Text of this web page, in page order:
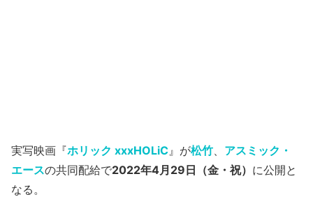
実写映画『ホリック xxxHOLiC』が松竹、 アスミック・
エースの共同配給で2022年4月29日（金・祝） に公開と
なる。